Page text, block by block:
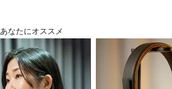
あなたにオススメ